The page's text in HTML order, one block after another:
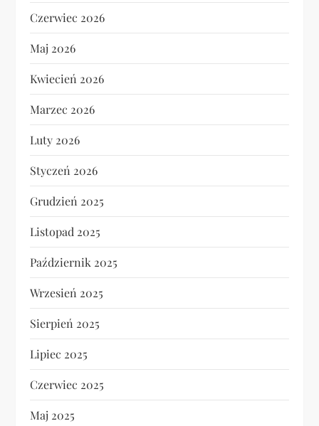
Czerwiec 2026
Maj 2026
Kwiecień 2026
Marzec 2026
Luty 2026
Styczeń 2026
Grudzień 2025
Listopad 2025
Październik 2025
Wrzesień 2025
Sierpień 2025
Lipiec 2025
Czerwiec 2025
Maj 2025